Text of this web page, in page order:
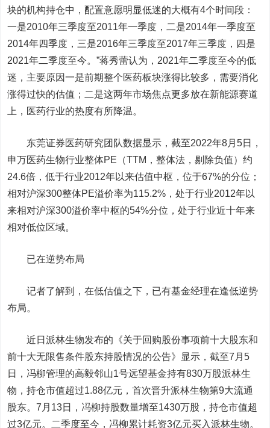
块的机构持仓中，配置意愿明显低迷的大概有4个时间段：
一是2010年三季度至2011年一季度，二是2014年一季度至
2014年四季度，三是2016年三季度至2017年三季度，四是
2021年二季度至今。”蒋秀蕾认为，2021年二季度至今的低
迷，主要原因一是前期整个医药板块涨得比较多，需要消化
涨得过快的估值；二是这两年市场焦点更多放在新能源赛道
上，医药行业的热度有所降温。
东莞证券医药研究团队数据显示，截至2022年8月5日，
申万医药生物行业整体PE（TTM，整体法，剔除负值）约
24.6倍，低于行业2012年以来估值中枢，位于67%的分位；
相对沪深300整体PE溢价率为115.2%，处于行业2012年以
来相对沪深300溢价率中枢的54%分位，处于行业近十年来
相对低位区域。
已在逆势布局
记者了解到，在低估值之下，已有基金经理在逢低逆势
布局。
近日派林生物发布的《关于回购股份事项前十大股东和
前十大无限售条件股东持股情况的公告》显示，截至7月5
日，冯柳管理的高毅邻山1号远望基金持有830万股派林生
物，持仓市值超过1.88亿元，首次晋升派林生物第9大流通
股东。7月13日，冯柳持股数量增至1430万股，持仓市值超
过3亿元。二季度至今，冯柳累计耗资3亿元买入派林生物。